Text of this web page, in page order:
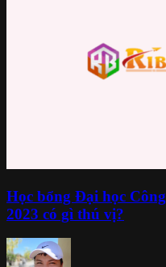
Học bổng Đại học
2023 có gì thú vị?